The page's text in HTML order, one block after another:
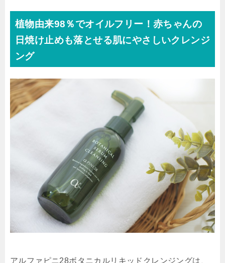
植物由来98％でオイルフリー！赤ちゃんの
日焼け止めも落とせる肌にやさしいクレンジ
ング
アルファピニ28ボタニカルリキッドクレンジングは、